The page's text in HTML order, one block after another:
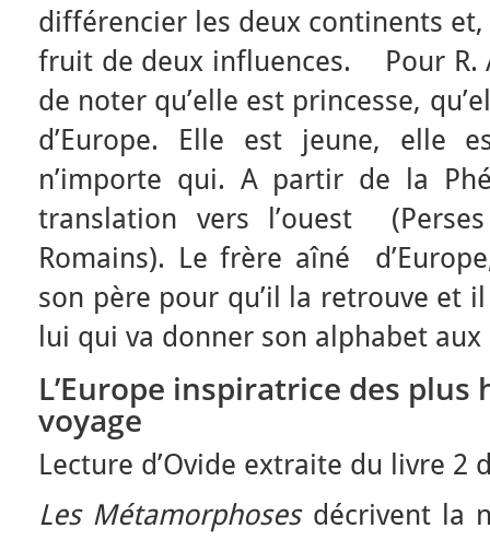
différencier les deux continents et,
fruit de deux influences. Pour R.
de noter qu’elle est princesse,
d’Europe. Elle est jeune, elle
n’importe qui. A partir de la
translation vers l’ouest
Romains). Le frère aîné
son père pour qu’il la retrouve et
lui qui va donner son alphabet aux
L’Europe inspiratrice des
voyage
Lecture d’Ovide extraite du livre 2
Les Métamorphosesdécrivent la